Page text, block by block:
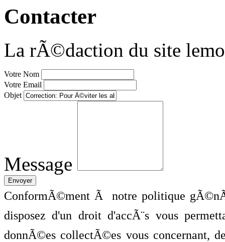
Contacter
La rÃ©daction du site
Votre Nom
Votre Email
Objet
Message
ConformÃ©ment Ã notre politique
disposez d'un droit d'accÃ¨s vous
donnÃ©es collectÃ©es vous concernant,